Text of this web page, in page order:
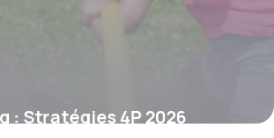
: Stratégies 4P 2026